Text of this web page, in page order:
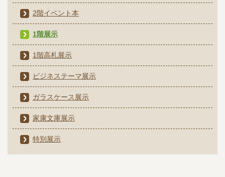
2階イベント本
1階展示
1階高札展示
ビジネステーマ展示
ガラスケース展示
家康文庫展示
特別展示